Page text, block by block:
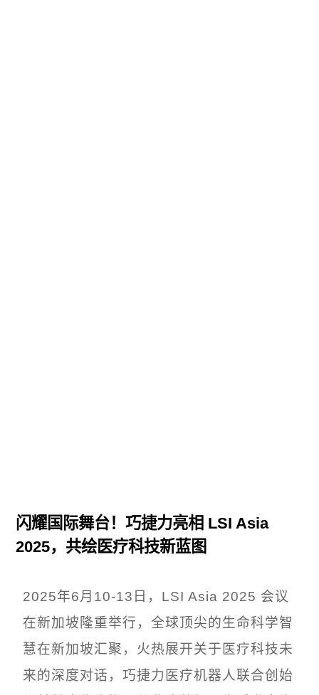
闪耀国际舞台！巧捷力亮相 LSI Asia
2025，共绘医疗科技新蓝图
2025年6月10-13日，LSI Asia 2025 会议
在新加坡隆重举行，全球顶尖的生命科学智
慧在新加坡汇聚，火热展开关于医疗科技未
来的深度对话，巧捷力医疗机器人联合创始